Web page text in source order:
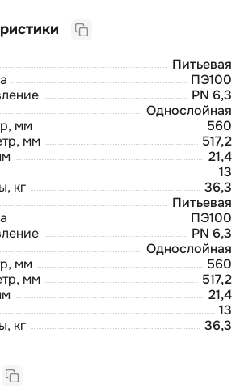
Питьевая
ПЭ100
PN 6,3
Однослойная
мм
560
мм
517,2
21,4
13
кг
36,3
Питьевая
ПЭ100
PN 6,3
Однослойная
мм
560
мм
517,2
21,4
13
кг
36,3